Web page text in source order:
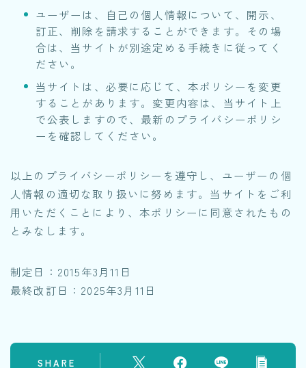
ユーザーは、自己の個人情報について、開示、
訂正、削除を請求することができます。その場
合は、当サイトが別途定める手続きに従ってく
ださい。
当サイトは、必要に応じて、本ポリシーを変更
することがあります。変更内容は、当サイト上
で公表しますので、最新のプライバシーポリシ
ーを確認してください。
以上のプライバシーポリシーを遵守し、ユーザーの個
人情報の適切な取り扱いに努めます。当サイトをご利
用いただくことにより、本ポリシーに同意されたもの
とみなします。
制定日：2015年3月11日
最終改訂日：2025年3月11日
SHARE